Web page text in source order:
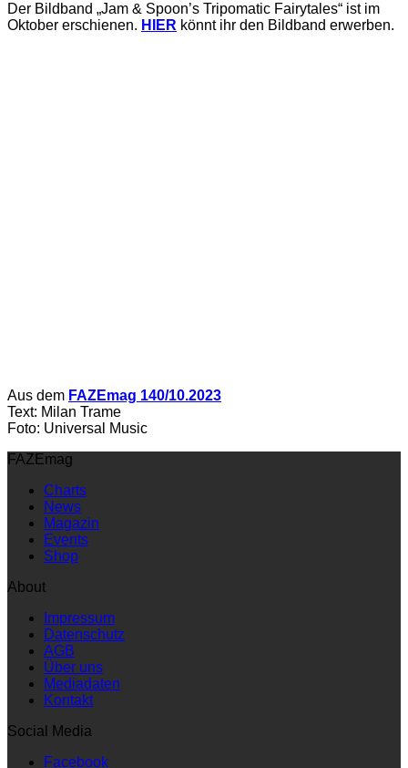
Der Bildband „Jam & Spoon’s Tripomatic Fairytales“ ist im
Oktober erschienen. HIER könnt ihr den Bildband erwerben.
Aus dem FAZEmag 140/10.2023
Text: Milan Trame
Foto: Universal Music
FAZEmag
Charts
News
Magazin
Events
Shop
About
Impressum
Datenschutz
AGB
Über uns
Mediadaten
Kontakt
Social Media
Facebook